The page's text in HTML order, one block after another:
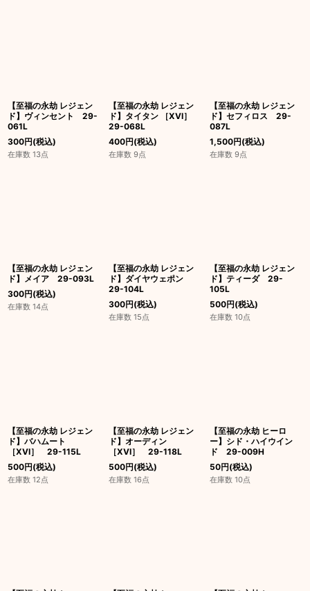
【至福の永劫 レジェン
ド】ヴィンセント 29-
061L
300円(税込)
在庫数 13点
【至福の永劫 レジェン
ド】タイタン ［XVI］
29-068L
400円(税込)
在庫数 9点
【至福の永劫 レジェン
ド】セフィロス 29-
087L
1,500円(税込)
在庫数 9点
【至福の永劫 レジェン
ド】メイア 29-093L
300円(税込)
在庫数 14点
【至福の永劫 レジェン
ド】ダイヤウェポン
29-104L
300円(税込)
在庫数 15点
【至福の永劫 レジェン
ド】ティーダ 29-
105L
500円(税込)
在庫数 10点
【至福の永劫 レジェン
ド】バハムート
［XVI］ 29-115L
500円(税込)
在庫数 12点
【至福の永劫 レジェン
ド】オーディン
［XVI］ 29-118L
500円(税込)
在庫数 16点
【至福の永劫 ヒーロ
ー】シド・ハイウイン
ド 29-009H
50円(税込)
在庫数 10点